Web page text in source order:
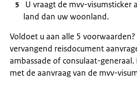
U vraagt de mvv-visumsticker
land dan uw woonland.
Voldoet u aan alle 5
vervangend reisdocument
ambassade of consulaat-
met de aanvraag van de mvv-